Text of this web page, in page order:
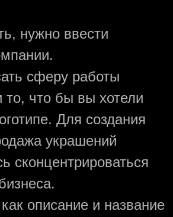
нужно ввести
сферу работы
то, что бы вы хотели
Для создания
украшений
сконцентрироваться
описание и название